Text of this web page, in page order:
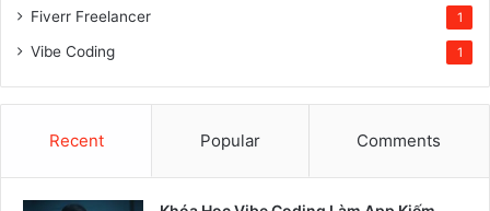
Fiverr Freelancer 1
Vibe Coding 1
Recent Popular Comments